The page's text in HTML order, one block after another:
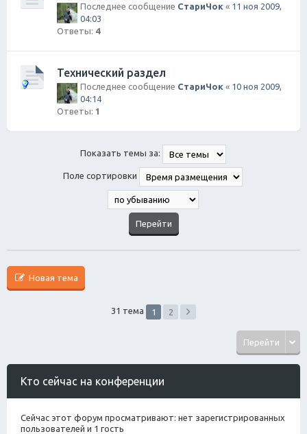
Последнее сообщение СтариЧок « 11 ноя 2009,
04:03
Ответы: 4
Технический раздел
Последнее сообщение СтариЧок « 10 ноя 2009,
04:14
Ответы: 1
Показать темы за:
Поле сортировки
Новая тема
31 тема 1 2
Перейти
Кто сейчас на конференции
Сейчас этот форум просматривают: нет зарегистрированных
пользователей и 1 гость